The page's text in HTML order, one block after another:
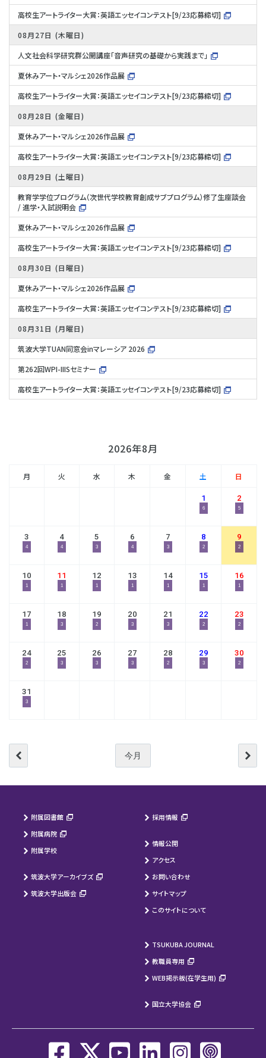
高校生アートライター大賞：英語エッセイコンテスト[9/23応募締切]
08月27日
木曜日
人文社会科学研究群公開講座「音声研究の基礎から実践まで」
夏休みアート・マルシェ2026作品展
高校生アートライター大賞：英語エッセイコンテスト[9/23応募締切]
08月28日
金曜日
夏休みアート・マルシェ2026作品展
高校生アートライター大賞：英語エッセイコンテスト[9/23応募締切]
08月29日
土曜日
教育学学位プログラム（次世代学校教育創成サブプログラム）修了生座談会
/ 進学・入試説明会
夏休みアート・マルシェ2026作品展
高校生アートライター大賞：英語エッセイコンテスト[9/23応募締切]
08月30日
日曜日
夏休みアート・マルシェ2026作品展
高校生アートライター大賞：英語エッセイコンテスト[9/23応募締切]
08月31日
月曜日
筑波大学TUAN同窓会inマレーシア 2026
第262回WPI-IIISセミナー
高校生アートライター大賞：英語エッセイコンテスト[9/23応募締切]
2026年8月
月 火 水 木 金 土 日
1
6
2
5
3
4
4
4
5
3
6
4
7
3
8
2
9
2
10
1
11
1
12
1
13
1
14
1
15
1
16
1
17
1
18
3
19
2
20
3
21
3
22
2
23
2
24
2
25
3
26
3
27
3
28
2
29
3
30
2
31
3
今月
附属図書館
附属病院
附属学校
筑波大学アーカイブズ
筑波大学出版会
採用情報
情報公開
アクセス
お問い合わせ
サイトマップ
このサイトについて
TSUKUBA JOURNAL
教職員専用
WEB掲示板(在学生用)
国立大学協会